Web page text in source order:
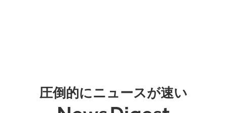
圧倒的にニュースが速い